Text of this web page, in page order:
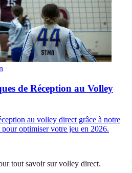
de Réception au Volley
au volley direct grâce à notre
optimiser votre jeu en 2026.
tout savoir sur volley direct.